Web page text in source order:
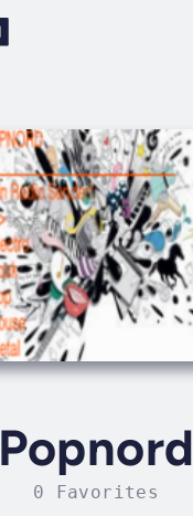
Popnord
0 Favorites